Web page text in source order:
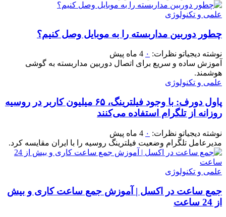
علمی و تکنولوژی
چطور دوربین مداربسته را به موبایل وصل کنیم؟
نوشته دیجیاتو نظرات: ۰ 4 ماه پیش
آموزش ساده و سریع برای اتصال دوربین مداربسته به گوشی
هوشمند.
علمی و تکنولوژی
پاول دورف: با وجود فیلترینگ، ۶۵ میلیون کاربر در روسیه
روزانه از تلگرام استفاده می‌کنند
نوشته دیجیاتو نظرات: ۰ 4 ماه پیش
مدیرعامل تلگرام وضعیت فیلترینگ روسیه را با ایران مقایسه کرد.
علمی و تکنولوژی
جمع ساعت در اکسل | آموزش جمع ساعت کاری و بیش
از 24 ساعت